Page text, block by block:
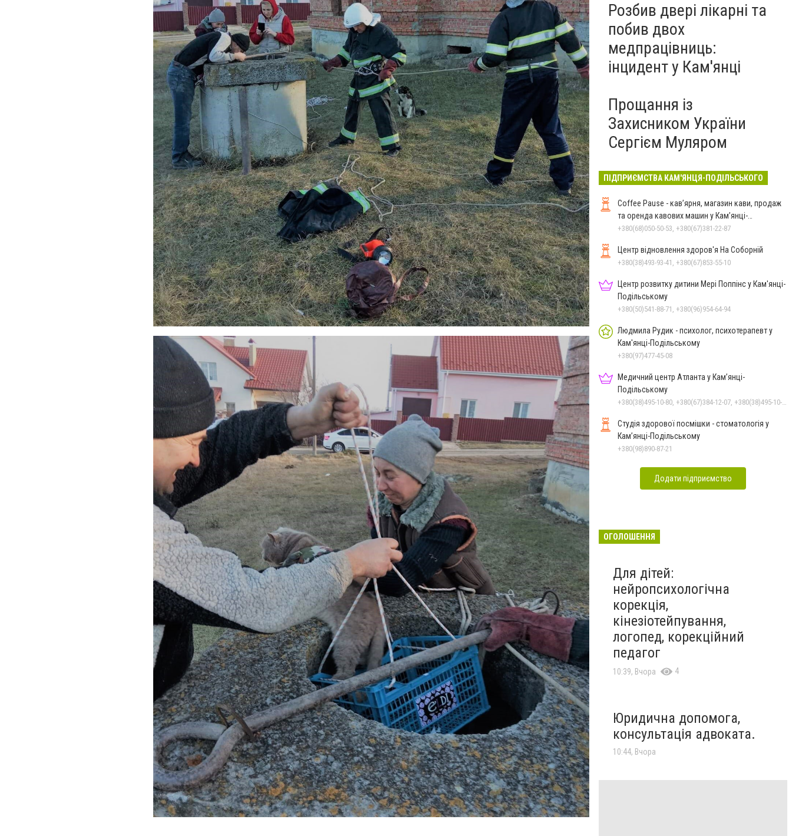
Розбив двері лікарні та
побив двох
медпрацівниць:
інцидент у Кам'янці
Прощання із
Захисником України
Сергієм Муляром
ПІДПРИЄМСТВА КАМ'ЯНЦЯ-ПОДІЛЬСЬКОГО
Coffee Pause - кав’ярня, магазин кави, продаж
та оренда кавових машин у Кам’янці-
Подільському
+380(68)050-50-53, +380(67)381-22-87
Центр відновлення здоров'я На Соборній
+380(38)493-93-41, +380(67)853-55-10
Центр розвитку дитини Мері Поппінс у Кам'янці-
Подільському
+380(50)541-88-71, +380(96)954-64-94
Людмила Рудик - психолог, психотерапевт у
Кам'янці-Подільському
+380(97)477-45-08
Медичний центр Атланта у Кам’янці-
Подільському
+380(38)495-10-80, +380(67)384-12-07, +380(38)495-10-70
Студія здорової посмішки - стоматологія у
Кам’янці-Подільському
+380(98)890-87-21
Додати підприємство
ОГОЛОШЕННЯ
Для дітей:
нейропсихологічна
корекція,
кінезіотейпування,
логопед, корекційний
педагог
10:39, Вчора 4
Юридична допомога,
консультація адвоката.
10:44, Вчора